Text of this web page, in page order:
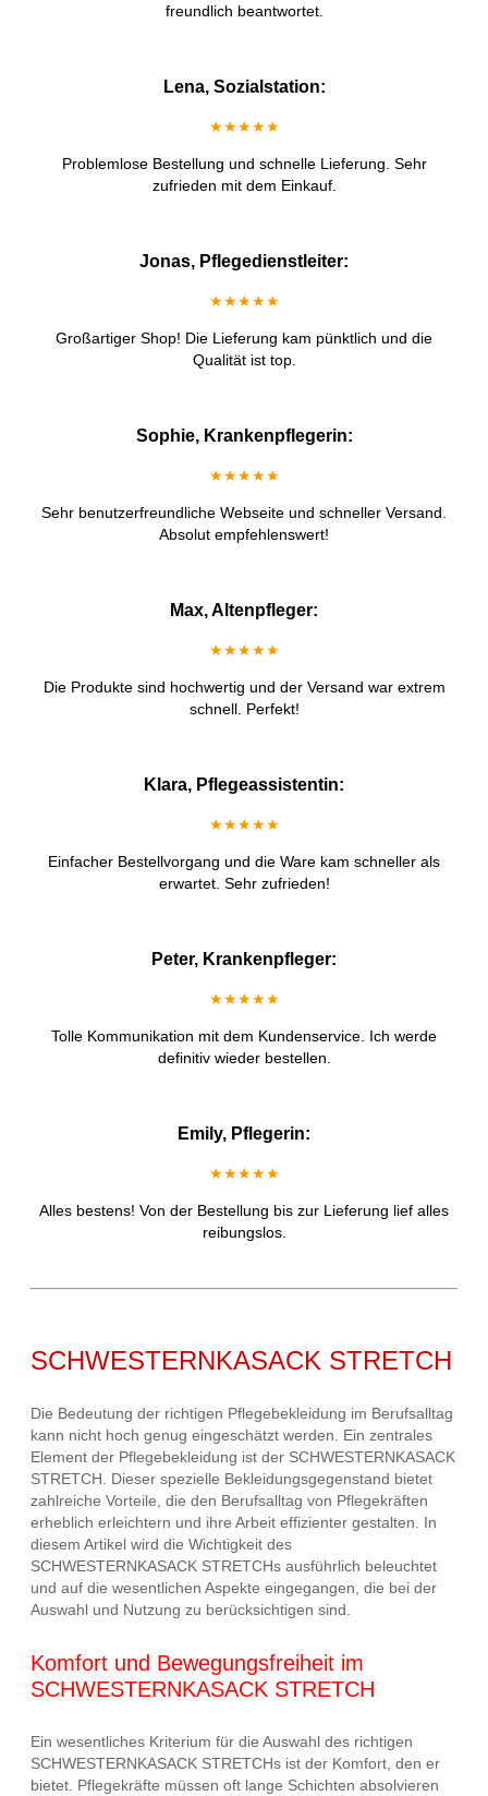
freundlich beantwortet.
Lena, Sozialstation:
★★★★★
Problemlose Bestellung und schnelle Lieferung. Sehr
zufrieden mit dem Einkauf.
Jonas, Pflegedienstleiter:
★★★★★
Großartiger Shop! Die Lieferung kam pünktlich und die
Qualität ist top.
Sophie, Krankenpflegerin:
★★★★★
Sehr benutzerfreundliche Webseite und schneller Versand.
Absolut empfehlenswert!
Max, Altenpfleger:
★★★★★
Die Produkte sind hochwertig und der Versand war extrem
schnell. Perfekt!
Klara, Pflegeassistentin:
★★★★★
Einfacher Bestellvorgang und die Ware kam schneller als
erwartet. Sehr zufrieden!
Peter, Krankenpfleger:
★★★★★
Tolle Kommunikation mit dem Kundenservice. Ich werde
definitiv wieder bestellen.
Emily, Pflegerin:
★★★★★
Alles bestens! Von der Bestellung bis zur Lieferung lief alles
reibungslos.
SCHWESTERNKASACK STRETCH
Die Bedeutung der richtigen Pflegebekleidung im Berufsalltag
kann nicht hoch genug eingeschätzt werden. Ein zentrales
Element der Pflegebekleidung ist der SCHWESTERNKASACK
STRETCH. Dieser spezielle Bekleidungsgegenstand bietet
zahlreiche Vorteile, die den Berufsalltag von Pflegekräften
erheblich erleichtern und ihre Arbeit effizienter gestalten. In
diesem Artikel wird die Wichtigkeit des
SCHWESTERNKASACK STRETCHs ausführlich beleuchtet
und auf die wesentlichen Aspekte eingegangen, die bei der
Auswahl und Nutzung zu berücksichtigen sind.
Komfort und Bewegungsfreiheit im
SCHWESTERNKASACK STRETCH
Ein wesentliches Kriterium für die Auswahl des richtigen
SCHWESTERNKASACK STRETCHs ist der Komfort, den er
bietet. Pflegekräfte müssen oft lange Schichten absolvieren